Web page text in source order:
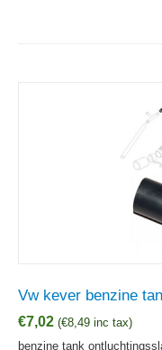
Vw kever benzine
€7,02 (€8,49 inc tax)
benzine tank